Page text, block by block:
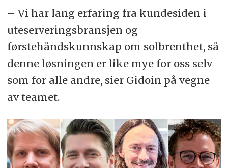
– Vi har lang erfaring fra kundesiden i
uteserveringsbransjen og
førstehåndskunnskap om solbrenthet, så
denne løsningen er like mye for oss selv
som for alle andre, sier Gidoin på vegne
av teamet.